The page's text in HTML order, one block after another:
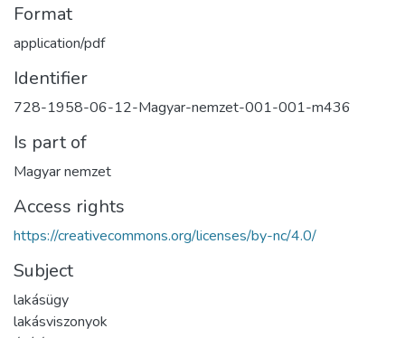
Format
application/pdf
Identifier
728-1958-06-12-Magyar-nemzet-001-001-m436
Is part of
Magyar nemzet
Access rights
https://creativecommons.org/licenses/by-nc/4.0/
Subject
lakásügy
lakásviszonyok